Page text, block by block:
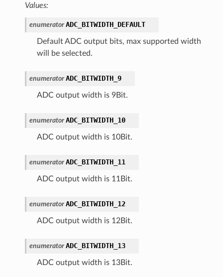
Values:
enumerator ADC_BITWIDTH_DEFAULT
Default ADC output bits, max supported width
will be selected.
enumerator ADC_BITWIDTH_9
ADC output width is 9Bit.
enumerator ADC_BITWIDTH_10
ADC output width is 10Bit.
enumerator ADC_BITWIDTH_11
ADC output width is 11Bit.
enumerator ADC_BITWIDTH_12
ADC output width is 12Bit.
enumerator ADC_BITWIDTH_13
ADC output width is 13Bit.